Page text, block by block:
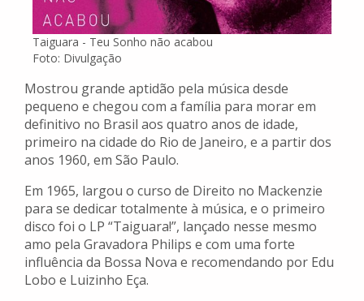
Taiguara - Teu Sonho não acabou
Foto: Divulgação
Mostrou grande aptidão pela música desde
pequeno e chegou com a família para morar em
definitivo no Brasil aos quatro anos de idade,
primeiro na cidade do Rio de Janeiro, e a partir dos
anos 1960, em São Paulo.
Em 1965, largou o curso de Direito no Mackenzie
para se dedicar totalmente à música, e o primeiro
disco foi o LP “Taiguara!”, lançado nesse mesmo
amo pela Gravadora Philips e com uma forte
influência da Bossa Nova e recomendando por Edu
Lobo e Luizinho Eça.